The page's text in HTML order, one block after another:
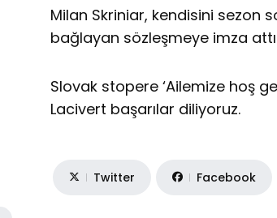
Milan Skriniar, kendisini sezon
bağlayan sözleşmeye imza
Slovak stopere ‘Ailemize hoş
Lacivert başarılar diliyoruz.
Twitter Facebook